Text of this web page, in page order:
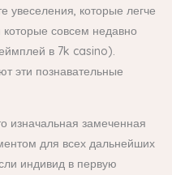
увеселения, которые легче
которые совсем недавно
в 7k casino).
эти познавательные
изначальная замеченная
для всех дальнейших
индивид в первую